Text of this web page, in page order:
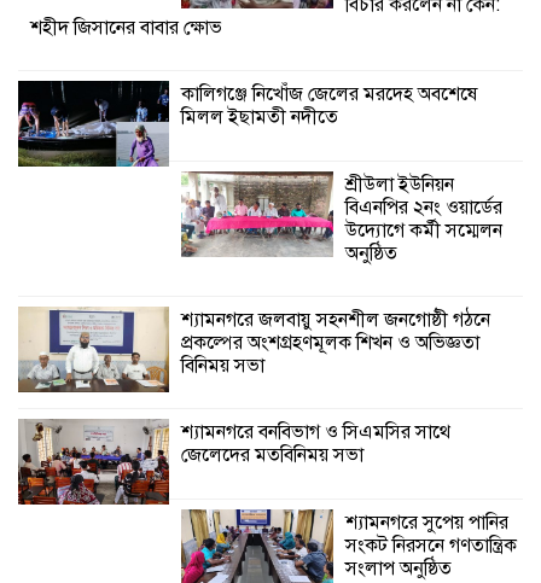
শ্যামনগরে জলবায়ু সহনশীল জনগোষ্ঠী গঠনে
প্রকল্পের অংশগ্রহণমূলক শিখন ও অভিজ্ঞতা
শ্যামনগরে বনবিভাগ ও সিএমসির সাথে
বিচার করলেন না কেন:
শহীদ জিসানের বাবার ক্ষোভ
কালিগঞ্জে নিখোঁজ জেলের মরদেহ অবশেষে
মিলল ইছামতী নদীতে
শ্রীউলা ইউনিয়ন
বিএনপির ২নং ওয়ার্ডের
উদ্যোগে কর্মী সম্মেলন
অনুষ্ঠিত
শ্যামনগরে জলবায়ু সহনশীল জনগোষ্ঠী গঠনে
প্রকল্পের অংশগ্রহণমূলক শিখন ও অভিজ্ঞতা
বিনিময় সভা
শ্যামনগরে বনবিভাগ ও সিএমসির সাথে
জেলেদের মতবিনিময় সভা
শ্যামনগরে সুপেয় পানির
সংকট নিরসনে গণতান্ত্রিক
সংলাপ অনুষ্ঠিত